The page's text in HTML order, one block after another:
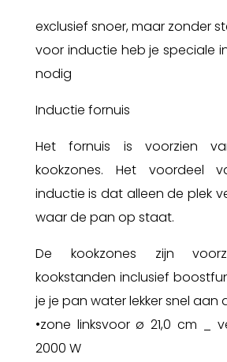
exclusief snoer, maar zonder
voor inductie heb je speciale
nodig
Inductie fornuis
Het fornuis is voorzien
kookzones. Het voordeel
inductie is dat alleen de plek
waar de pan op staat.
De kookzones zijn
kookstanden inclusief
je je pan water lekker snel aan
•zone linksvoor ø 21,0 cm _
2000 W